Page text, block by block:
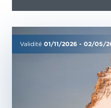
Validité 01/11/2026 - 02/05/